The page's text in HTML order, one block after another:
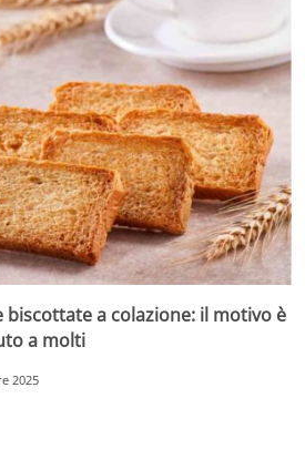
biscottate a colazione: il motivo è
a molti
2025